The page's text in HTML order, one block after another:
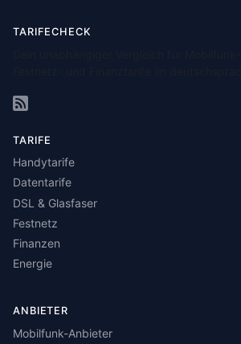
TARIFECHECK
TARIFE
Handytarife
Datentarife
DSL & Glasfaser
Festnetz
Finanzen
Energie
ANBIETER
Mobilfunk-Anbieter